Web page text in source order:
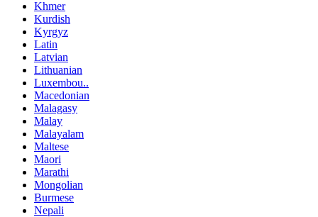
Khmer
Kurdish
Kyrgyz
Latin
Latvian
Lithuanian
Luxembou..
Macedonian
Malagasy
Malay
Malayalam
Maltese
Maori
Marathi
Mongolian
Burmese
Nepali